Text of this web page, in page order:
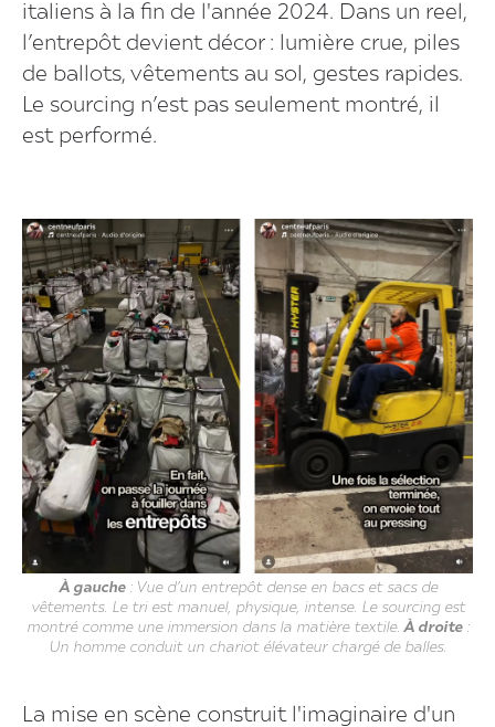
italiens à la fin de l'année 2024. Dans un reel,
l’entrepôt devient décor : lumière crue, piles
de ballots, vêtements au sol, gestes rapides.
Le sourcing n’est pas seulement montré, il
est performé.
À gauche: Vue d’un entrepôt dense en bacs et sacs de
vêtements. Le tri est manuel, physique, intense. Le sourcing est
montré comme une immersion dans la matière textile. À droite:
Un homme conduit un chariot élévateur chargé de balles.
La mise en scène construit l'imaginaire d'un